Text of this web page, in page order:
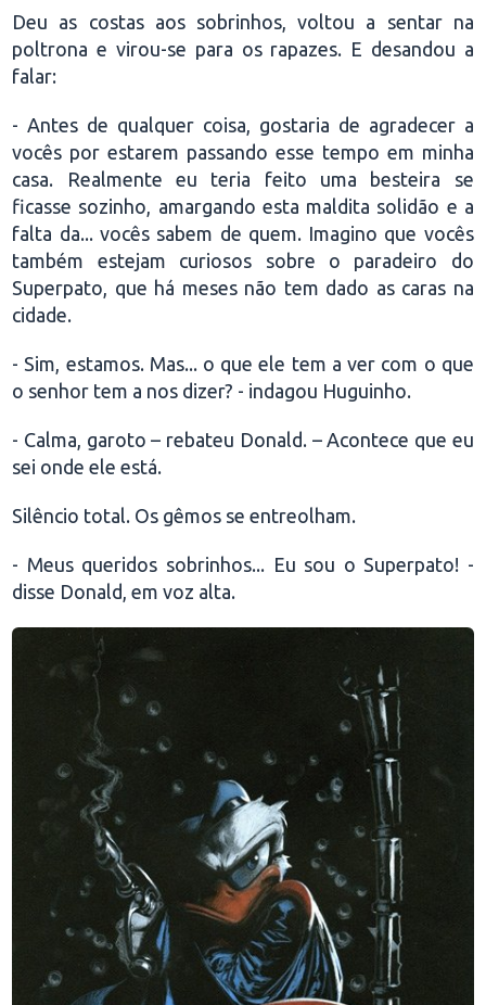
Deu as costas aos sobrinhos, voltou a sentar na
poltrona e virou-se para os rapazes. E desandou a
falar:
- Antes de qualquer coisa, gostaria de agradecer a
vocês por estarem passando esse tempo em minha
casa. Realmente eu teria feito uma besteira se
ficasse sozinho, amargando esta maldita solidão e a
falta da... vocês sabem de quem. Imagino que vocês
também estejam curiosos sobre o paradeiro do
Superpato, que há meses não tem dado as caras na
cidade.
- Sim, estamos. Mas... o que ele tem a ver com o que
o senhor tem a nos dizer? - indagou Huguinho.
- Calma, garoto – rebateu Donald. – Acontece que eu
sei onde ele está.
Silêncio total. Os gêmos se entreolham.
- Meus queridos sobrinhos... Eu sou o Superpato! -
disse Donald, em voz alta.